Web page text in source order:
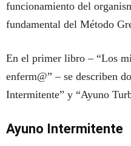
funcionamiento del
fundamental del Método
En el primer libro – “Los
enferm@” – se describen
Intermitente” y “Ayuno
Ayuno Intermitente